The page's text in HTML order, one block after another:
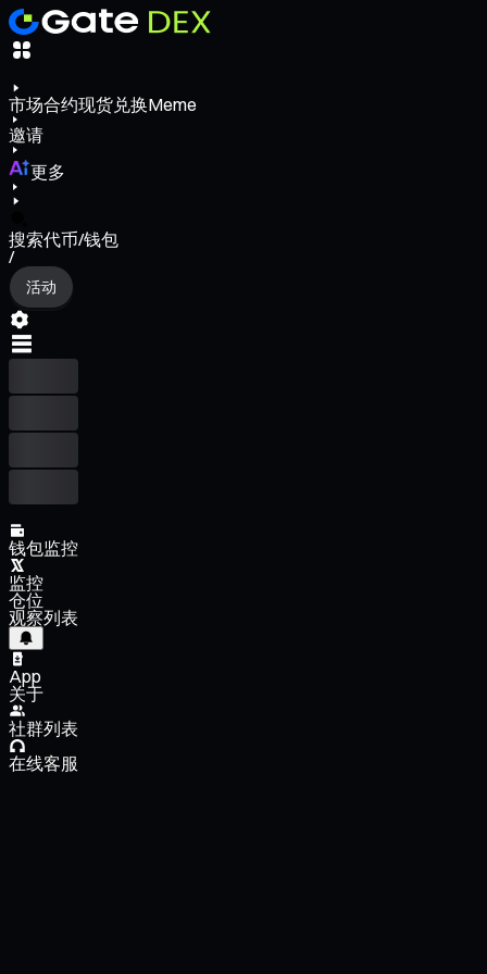
市场合约现货兑换Meme
邀请
更多
搜索代币/钱包
/
活动
钱包监控
监控
仓位
观察列表
App
关于
社群列表
在线客服